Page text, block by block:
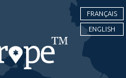
FRANÇAIS
ENGLISH